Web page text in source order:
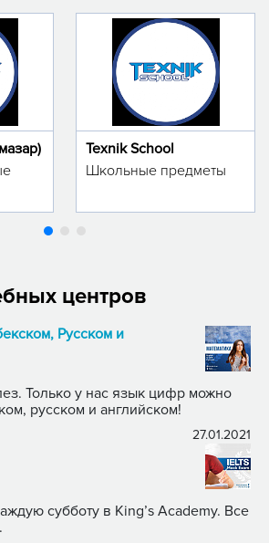
Texnik School
Школьные предметы
центров
Русском и
Только у нас язык цифр можно
русском и английском!
27.01.2021
субботу в King’s Academy. Все